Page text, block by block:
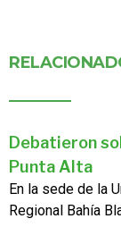
Debatieron
Punta Alta
En la sede de la
Regional Bahía